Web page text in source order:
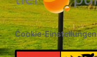
Cookie-Einstellungen